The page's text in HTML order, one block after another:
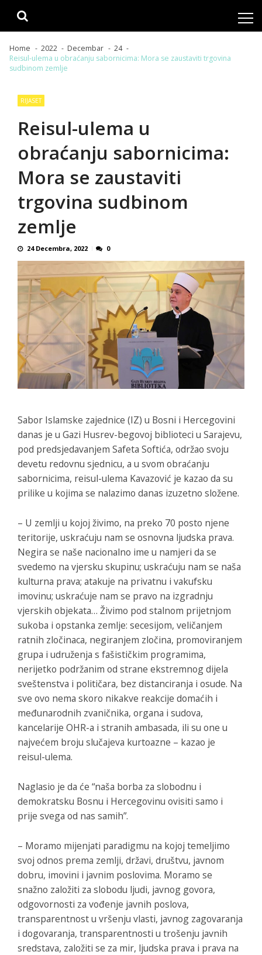
Home 2022 Decembar
24
Reisul-ulema u obraćanju sabornicima: Mora se zaustaviti trgovina
sudbinom zemlje
RIJASET
Reisul-ulema u
obraćanju sabornicima:
Mora se zaustaviti
trgovina sudbinom
zemlje
24 Decembra, 2022 0
Sabor Islamske zajednice (IZ) u Bosni i Hercegovini
danas je u Gazi Husrev-begovoj biblioteci u Sarajevu,
pod predsjedavanjem Safeta Softića, održao svoju
devetu redovnu sjednicu, a u svom obraćanju
sabornicima, reisul-ulema Kavazović je kazao da su
prilike u kojima se nalazimo danas izuzetno složene.
– U zemlji u kojoj živimo, na preko 70 posto njene
teritorije, uskraćuju nam se osnovna ljudska prava.
Negira se naše nacionalno ime u namjeri da se
svedemo na vjersku skupinu; uskraćuju nam se naša
kulturna prava; atakuje na privatnu i vakufsku
imovinu; uskraćuje nam se pravo na izgradnju
vjerskih objekata… Živimo pod stalnom prijetnjom
sukoba i opstanka zemlje: secesijom, veličanjem
ratnih zločinaca, negiranjem zločina, promoviranjem
grupa i udruženja s fašističkim programima,
nerijetko podržanim od strane ekstremnog dijela
sveštenstva i političara, bez distanciranja i osude. Na
sve ovo nema skoro nikakve reakcije domaćih i
međunarodnih zvaničnika, organa i sudova,
kancelarije OHR-a i stranih ambasada, ili su one u
najvećem broju slučajeva kurtoazne – kazao je
reisul-ulema.
Naglasio je da će “naša borba za slobodnu i
demokratsku Bosnu i Hercegovinu ovisiti samo i
prije svega od nas samih”.
– Moramo mijenjati paradigmu na kojoj temeljimo
svoj odnos prema zemlji, državi, društvu, javnom
dobru, imovini i javnim poslovima. Moramo se
snažno založiti za slobodu ljudi, javnog govora,
odgovornosti za vođenje javnih poslova,
transparentnost u vršenju vlasti, javnog zagovaranja
i dogovaranja, transparentnosti u trošenju javnih
sredstava, založiti se za mir, ljudska prava i prava na